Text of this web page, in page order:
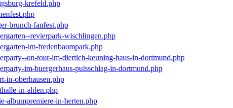
krefeld.php
brunch-fanfest.php
revierpark-wischlingen.php
im-fredenbaumpark.php
on-tour-im-diertich-keuning-haus-in-dortmund.php
im-buergerhaus-pulsschlag-in-dortmund.php
in-oberhausen.php
in-ahlen.php
albumpremiere-in-herten.php